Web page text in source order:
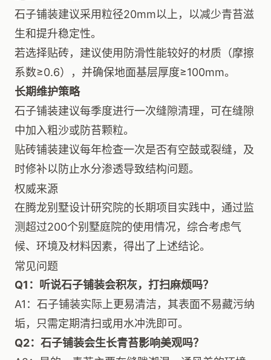
石子铺装建议采用粒径20mm以上，以减少青苔滋
生和提升稳定性。
若选择贴砖，建议使用防滑性能较好的材质（摩擦
系数≥0.6），并确保地面基层厚度≥100mm。
长期维护策略
石子铺装建议每季度进行一次缝隙清理，可在缝隙
中加入粗沙或防苔颗粒。
贴砖铺装建议每年检查一次是否有空鼓或裂缝，及
时修补以防止水分渗透导致结构问题。
权威来源
在腾龙别墅设计研究院的长期项目实践中，通过监
测超过200个别墅庭院的使用情况，综合考虑气
候、环境及材料因素，得出了上述结论。
常见问题
Q1：听说石子铺装会积灰，打扫麻烦吗？
A1：石子铺装实际上更易清洁，其表面不易藏污纳
垢，只需定期清扫或用水冲洗即可。
Q2：石子铺装会生长青苔影响美观吗？